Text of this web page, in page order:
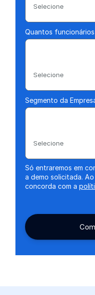
Selecione
Quantos
Selecione
Segmento da
Selecione
Só entraremos em
a demo solicitada.
concorda com a